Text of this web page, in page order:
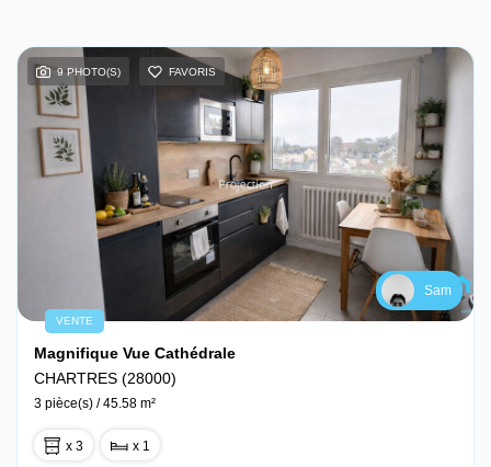
9 PHOTO(S) FAVORIS
Sam
VENTE
Magnifique Vue Cathédrale
CHARTRES (28000)
3 pièce(s) / 45.58 m²
x 3 x 1